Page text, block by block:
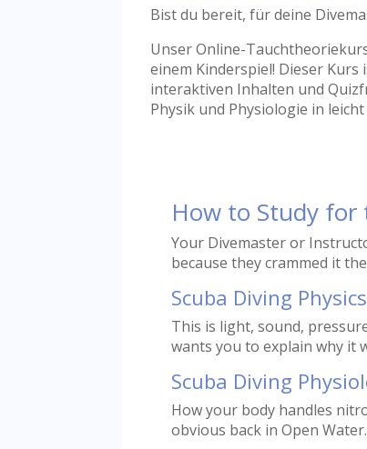
Bist du bereit, für deine
Unser Online-
einem Kinderspiel! Dieser
interaktiven Inhalten und
Physik und Physiologie in
How to Study for
Your Divemaster or
because they crammed it
Scuba Diving Physics
This is light, sound,
wants you to explain why it
Scuba Diving
How your body handles
obvious back in Open Water.